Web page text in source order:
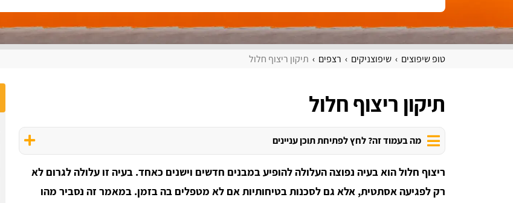
טופ שיפוצים שיפוצניקים רצפים תיקון ריצוף חלול
תיקון ריצוף חלול
מה בעמוד זה? לחץ לפתיחת תוכן עניינים
ריצוף חלול הוא בעיה נפוצה העלולה להופיע במבנים חדשים וישנים כאחד. בעיה זו עלולה לגרום לא
רק לפגיעה אסתטית, אלא גם לסכנות בטיחותיות אם לא מטפלים בה בזמן. במאמר זה נסביר מהו